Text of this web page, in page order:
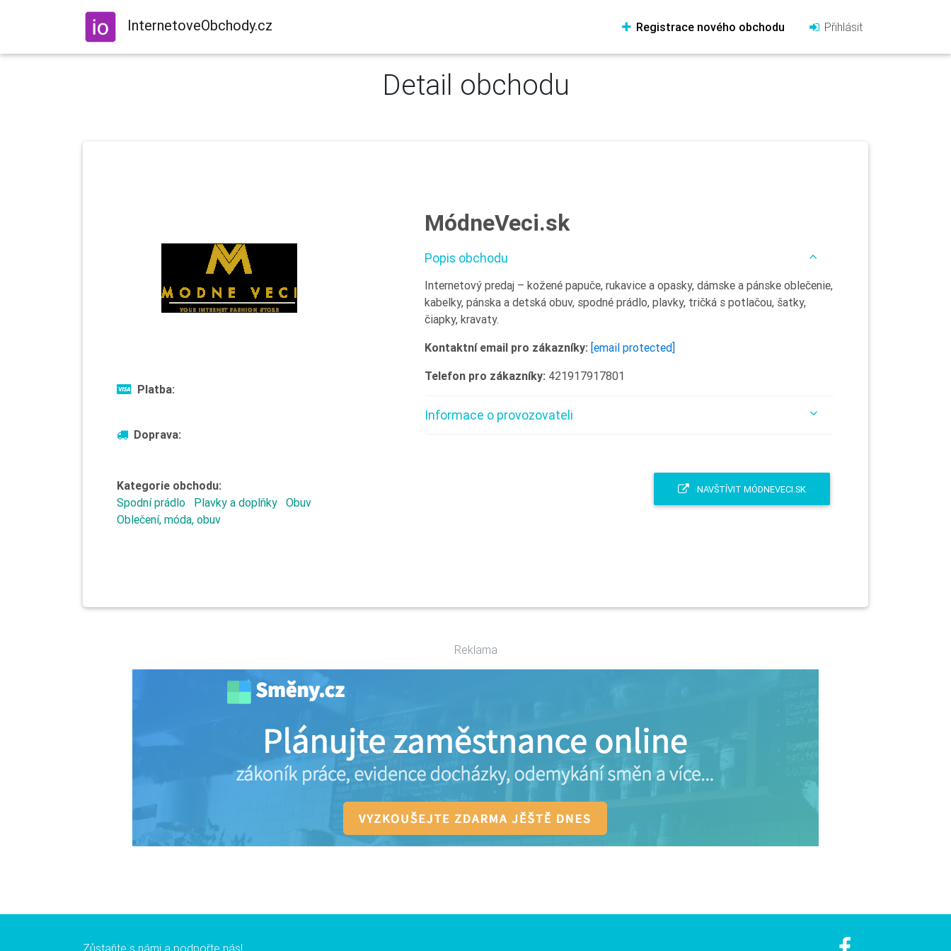
InternetoveObchody.cz Registrace nového obchodu Přihlásit
Detail obchodu
Platba:
Doprava:
Kategorie obchodu:
Spodní prádlo
Plavky a doplňky Obuv
Oblečení, móda, obuv
MódneVeci.sk
Popis obchodu
Internetový predaj – kožené papuče, rukavice a opasky, dámske a pánske oblečenie,
kabelky, pánska a detská obuv, spodné prádlo, plavky, tričká s potlačou, šatky,
čiapky, kravaty.
Kontaktní email pro zákazníky: [email protected]
Telefon pro zákazníky: 421917917801
Informace o provozovateli
NAVŠTÍVIT MÓDNEVECI.SK
Reklama
Zůstaňte s námi a podpořte nás!